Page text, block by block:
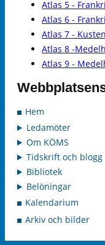
Atlas 5 -
Atlas 6 -
Atlas 7 -
Atlas 8 -
Atlas 9 -
Hem
Ledamöter
Om KÖMS
Tidskrift och blogg
Bibliotek
Belöningar
Kalendarium
Arkiv och bilder